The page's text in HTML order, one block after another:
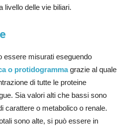
livello delle vie biliari.
essere misurati eseguendo
o protidogramma grazie al quale
di tutte le proteine
Sia valori alti che bassi sono
carattere o metabolico o renale.
sono alte, si può essere in